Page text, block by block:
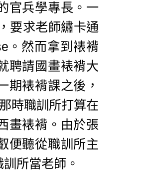
官兵學專長。一
要求老師繡卡通
。然而拿到裱褙
聘請國畫裱褙大
期裱褙課之後，
時職訓所打算在
畫裱褙。由於張
便聽從職訓所主
所當老師。